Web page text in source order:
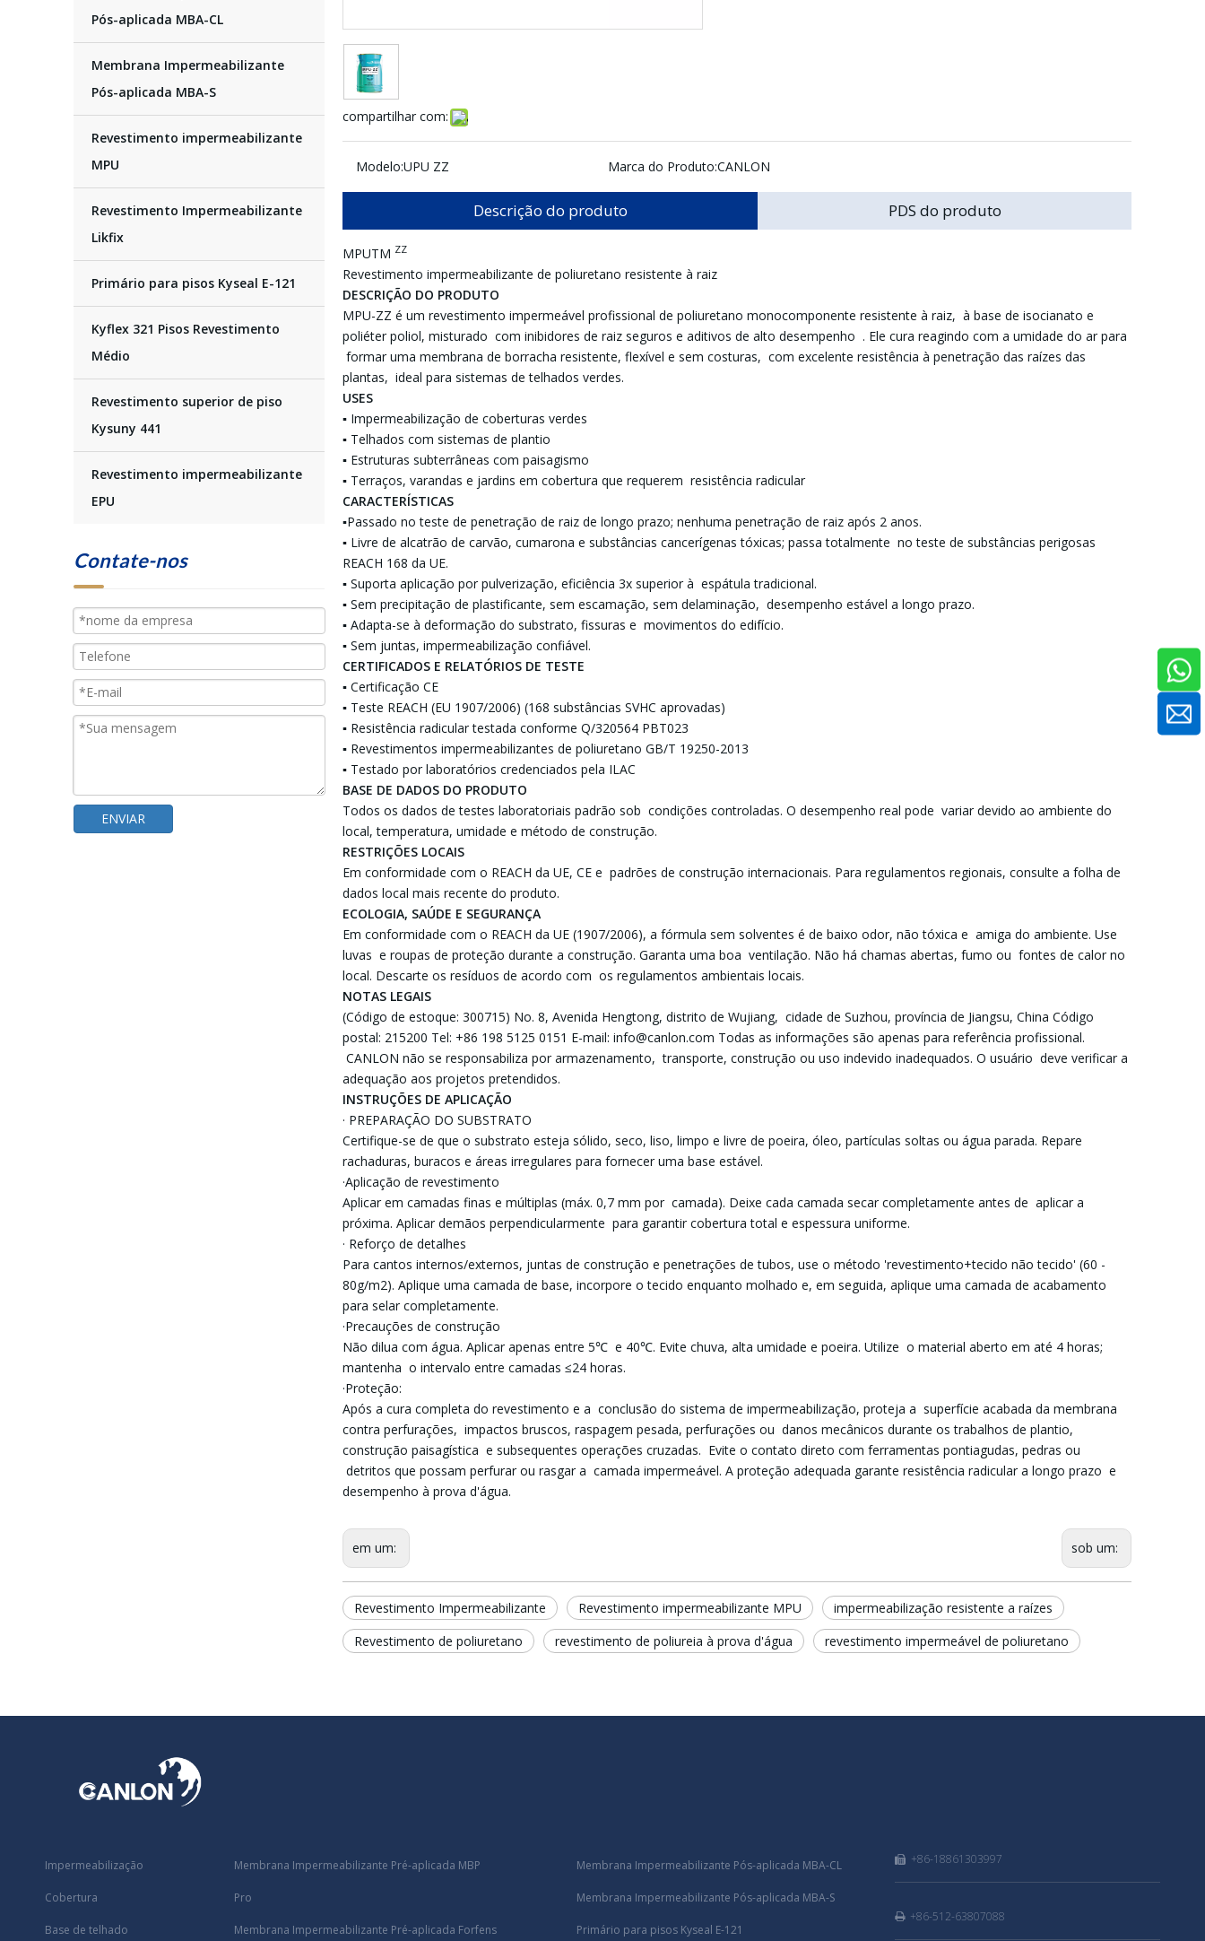
Pós-aplicada MBA-CL
Membrana Impermeabilizante
Pós-aplicada MBA-S
Revestimento impermeabilizante
MPU
Revestimento Impermeabilizante
Likfix
Primário para pisos Kyseal E-121
Kyflex 321 Pisos Revestimento
Médio
Revestimento superior de piso
Kysuny 441
Revestimento impermeabilizante
EPU
Contate-nos
ENVIAR
compartilhar com:
Modelo:UPU ZZ Marca do Produto:CANLON
Descrição do produto PDS do produto
MPUTM ZZ
Revestimento impermeabilizante de poliuretano resistente à raiz
DESCRIÇÃO DO PRODUTO
MPU-ZZ é um revestimento impermeável profissional de poliuretano monocomponente resistente à raiz, à base de isocianato e
poliéter poliol, misturado com inibidores de raiz seguros e aditivos de alto desempenho . Ele cura reagindo com a umidade do ar para
formar uma membrana de borracha resistente, flexível e sem costuras, com excelente resistência à penetração das raízes das
plantas, ideal para sistemas de telhados verdes.
USES
▪ Impermeabilização de coberturas verdes
▪ Telhados com sistemas de plantio
▪ Estruturas subterrâneas com paisagismo
▪ Terraços, varandas e jardins em cobertura que requerem resistência radicular
CARACTERÍSTICAS
▪Passado no teste de penetração de raiz de longo prazo; nenhuma penetração de raiz após 2 anos.
▪ Livre de alcatrão de carvão, cumarona e substâncias cancerígenas tóxicas; passa totalmente no teste de substâncias perigosas
REACH 168 da UE.
▪ Suporta aplicação por pulverização, eficiência 3x superior à espátula tradicional.
▪ Sem precipitação de plastificante, sem escamação, sem delaminação, desempenho estável a longo prazo.
▪ Adapta-se à deformação do substrato, fissuras e movimentos do edifício.
▪ Sem juntas, impermeabilização confiável.
CERTIFICADOS E RELATÓRIOS DE TESTE
▪ Certificação CE
▪ Teste REACH (EU 1907/2006) (168 substâncias SVHC aprovadas)
▪ Resistência radicular testada conforme Q/320564 PBT023
▪ Revestimentos impermeabilizantes de poliuretano GB/T 19250-2013
▪ Testado por laboratórios credenciados pela ILAC
BASE DE DADOS DO PRODUTO
Todos os dados de testes laboratoriais padrão sob condições controladas. O desempenho real pode variar devido ao ambiente do
local, temperatura, umidade e método de construção.
RESTRIÇÕES LOCAIS
Em conformidade com o REACH da UE, CE e padrões de construção internacionais. Para regulamentos regionais, consulte a folha de
dados local mais recente do produto.
ECOLOGIA, SAÚDE E SEGURANÇA
Em conformidade com o REACH da UE (1907/2006), a fórmula sem solventes é de baixo odor, não tóxica e amiga do ambiente. Use
luvas e roupas de proteção durante a construção. Garanta uma boa ventilação. Não há chamas abertas, fumo ou fontes de calor no
local. Descarte os resíduos de acordo com os regulamentos ambientais locais.
NOTAS LEGAIS
(Código de estoque: 300715) No. 8, Avenida Hengtong, distrito de Wujiang, cidade de Suzhou, província de Jiangsu, China Código
postal: 215200 Tel: +86 198 5125 0151 E-mail: info@canlon.com Todas as informações são apenas para referência profissional.
CANLON não se responsabiliza por armazenamento, transporte, construção ou uso indevido inadequados. O usuário deve verificar a
adequação aos projetos pretendidos.
INSTRUÇÕES DE APLICAÇÃO
· PREPARAÇÃO DO SUBSTRATO
Certifique-se de que o substrato esteja sólido, seco, liso, limpo e livre de poeira, óleo, partículas soltas ou água parada. Repare
rachaduras, buracos e áreas irregulares para fornecer uma base estável.
·Aplicação de revestimento
Aplicar em camadas finas e múltiplas (máx. 0,7 mm por camada). Deixe cada camada secar completamente antes de aplicar a
próxima. Aplicar demãos perpendicularmente para garantir cobertura total e espessura uniforme.
· Reforço de detalhes
Para cantos internos/externos, juntas de construção e penetrações de tubos, use o método 'revestimento+tecido não tecido' (60 -
80g/m2). Aplique uma camada de base, incorpore o tecido enquanto molhado e, em seguida, aplique uma camada de acabamento
para selar completamente.
·Precauções de construção
Não dilua com água. Aplicar apenas entre 5℃ e 40℃. Evite chuva, alta umidade e poeira. Utilize o material aberto em até 4 horas;
mantenha o intervalo entre camadas ≤24 horas.
·Proteção:
Após a cura completa do revestimento e a conclusão do sistema de impermeabilização, proteja a superfície acabada da membrana
contra perfurações, impactos bruscos, raspagem pesada, perfurações ou danos mecânicos durante os trabalhos de plantio,
construção paisagística e subsequentes operações cruzadas. Evite o contato direto com ferramentas pontiagudas, pedras ou
detritos que possam perfurar ou rasgar a camada impermeável. A proteção adequada garante resistência radicular a longo prazo e
desempenho à prova d'água.
em um: sob um:
Revestimento Impermeabilizante Revestimento impermeabilizante MPU
impermeabilização resistente a raízes
Revestimento de poliuretano
revestimento de poliureia à prova d'água revestimento impermeável de poliuretano
Impermeabilização
Cobertura
Base de telhado
Membrana Impermeabilizante Pré-aplicada MBP
Pro
Membrana Impermeabilizante Pré-aplicada Forfens
Membrana Impermeabilizante Pós-aplicada MBA-CL
Membrana Impermeabilizante Pós-aplicada MBA-S
Primário para pisos Kyseal E-121
 +86-18861303997
+86-512-63807088